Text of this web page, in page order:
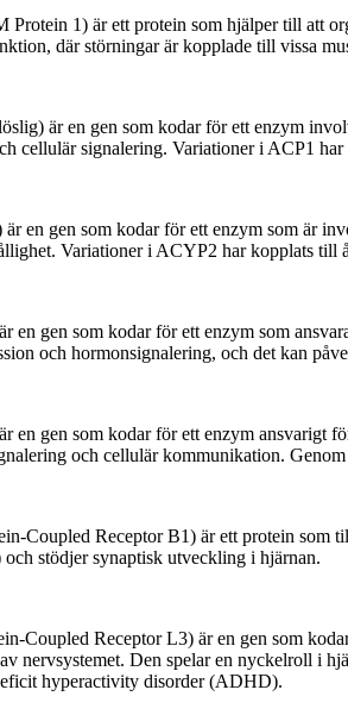
1) är ett protein som hjälper till att
där störningar är kopplade till vissa
är en gen som kodar för ett enzym
cellulär signalering. Variationer i ACP1
en gen som kodar för ett enzym som är
Variationer i ACYP2 har kopplats till
en gen som kodar för ett enzym som
och hormonsignalering, och det kan
en gen som kodar för ett enzym ansvarigt
och cellulär kommunikation.
Coupled Receptor B1) är ett protein som
stödjer synaptisk utveckling i hjärnan.
Coupled Receptor L3) är en gen som
nervsystemet. Den spelar en nyckelroll i
hyperactivity disorder (ADHD).